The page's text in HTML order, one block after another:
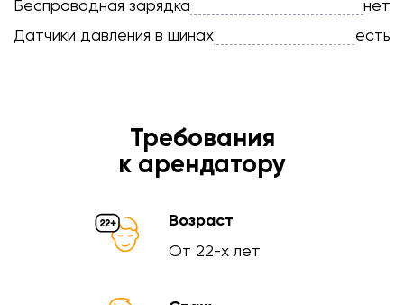
Беспроводная зарядка
нет
Датчики давления в шинах
есть
Требования
к арендатору
Возраст
От 22-х лет